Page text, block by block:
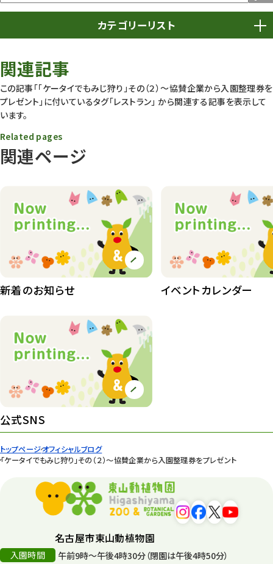
トップページオフィシャルブログ
「ケータイでもみじ狩り」その（２）〜協賛企業から入園整理券をプレゼント
カテゴリーリスト
動物園
動物園長のZooコラム 172
植物園
植物園長の庭
植物園 その他
桜情報 83
紅葉情報 52
イベント
環境教育
遊園地
タワー
森のとこやさん
再生フォーラム
関連記事
この記事「「ケータイでもみじ狩り」その（２）〜協賛企業から入園整理券を
プレゼント」に付いているタグ「レストラン」 から関連する記事を表示して
います。
関連ページ
Related pages
新着のお知らせ イベントカレンダー
公式SNS
名古屋市東山動植物園
入園時間
午前9時～午後4時30分（閉園は午後4時50分）